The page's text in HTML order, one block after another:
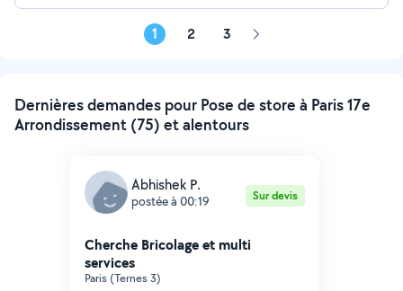
1 2 3 Page
Dernières demandes pour Pose de store à Paris 17e
Arrondissement (75) et alentours
Abhishek P.
postée à 00:19 Sur devis
Cherche Bricolage et multi
services
Paris (Ternes 3)